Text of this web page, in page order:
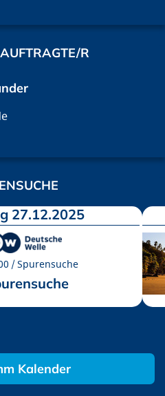
R
27.12.2025
Spurensuche
Kalender